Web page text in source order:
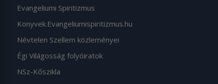
Evangeliumi Spiritizmus
Konyvek.Evangeliumispiritizmus.hu
Névtelen Szellem közleményei
Égi Világosság folyóiratok
NSz-Kőszikla